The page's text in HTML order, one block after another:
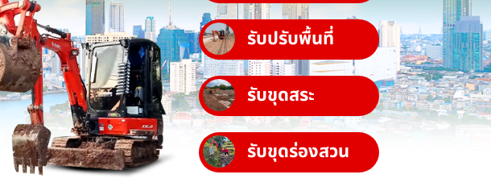
รับปรับพื้นที่
รับขุดสระ
รับขุดร่องสวน